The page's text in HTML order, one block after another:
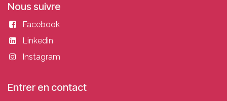
Nous suivre
Facebook
Linkedin
Instagram
Entrer en contact